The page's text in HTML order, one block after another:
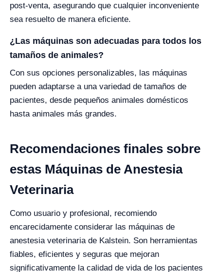
post-venta, asegurando que cualquier inconveniente
sea resuelto de manera eficiente.
¿Las máquinas son adecuadas para todos los
tamaños de animales?
Con sus opciones personalizables, las máquinas
pueden adaptarse a una variedad de tamaños de
pacientes, desde pequeños animales domésticos
hasta animales más grandes.
Recomendaciones finales sobre
estas Máquinas de Anestesia
Veterinaria
Como usuario y profesional, recomiendo
encarecidamente considerar las máquinas de
anestesia veterinaria de Kalstein. Son herramientas
fiables, eficientes y seguras que mejoran
significativamente la calidad de vida de los pacientes